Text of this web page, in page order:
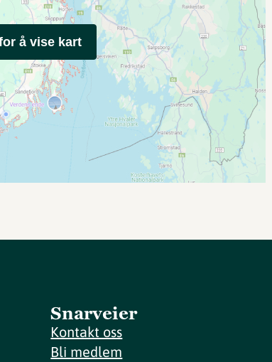
å vise kart
Snarveier
Kontakt oss
Bli medlem